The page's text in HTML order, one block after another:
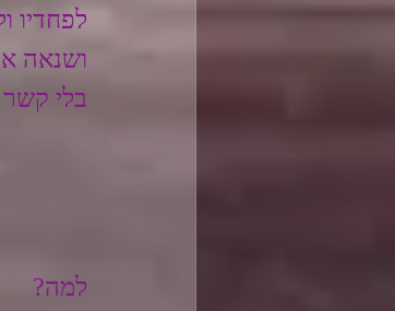
לפחדיו
ושנאה
בלי
למה?